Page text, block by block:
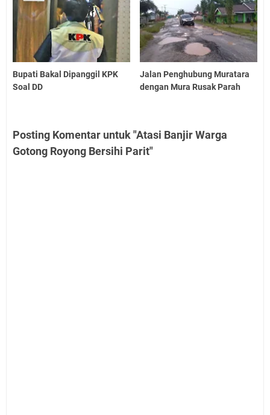
Bupati Bakal Dipanggil KPK
Soal DD
Jalan Penghubung Muratara
dengan Mura Rusak Parah
Posting Komentar untuk "Atasi Banjir Warga
Gotong Royong Bersihi Parit"